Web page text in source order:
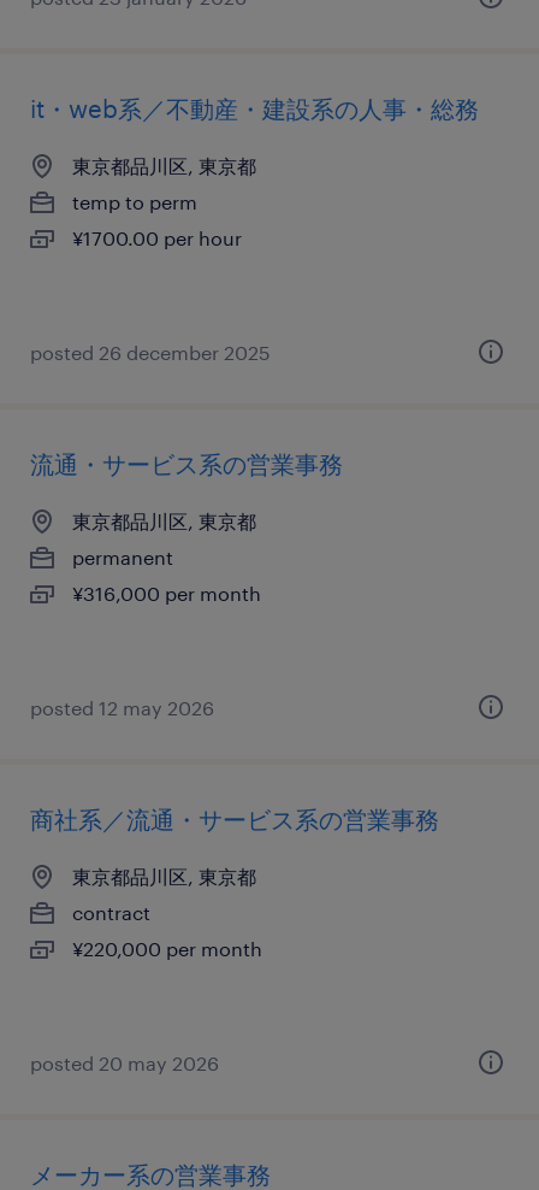
it・web系／不動産・建設系の人事・総務
東京都品川区, 東京都
temp to perm
¥1700.00 per hour
posted 26 december 2025
流通・サービス系の営業事務
東京都品川区, 東京都
permanent
¥316,000 per month
posted 12 may 2026
商社系／流通・サービス系の営業事務
東京都品川区, 東京都
contract
¥220,000 per month
posted 20 may 2026
メーカー系の営業事務